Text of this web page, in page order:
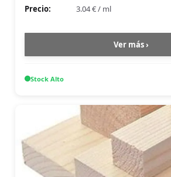
Precio:
3.04 €/ ml
Ver más ›
StockAlto